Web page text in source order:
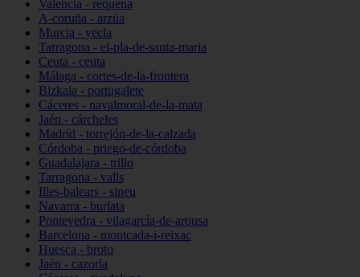
Valencia - requena
A-coruña - arzúa
Murcia - yecla
Tarragona - el-pla-de-santa-maria
Ceuta - ceuta
Málaga - cortes-de-la-frontera
Bizkaia - portugalete
Cáceres - navalmoral-de-la-mata
Jaén - cárcheles
Madrid - torrejón-de-la-calzada
Córdoba - priego-de-córdoba
Guadalajara - trillo
Tarragona - valls
Illes-balears - sineu
Navarra - burlata
Pontevedra - vilagarcía-de-arousa
Barcelona - montcada-i-reixac
Huesca - broto
Jaén - cazorla